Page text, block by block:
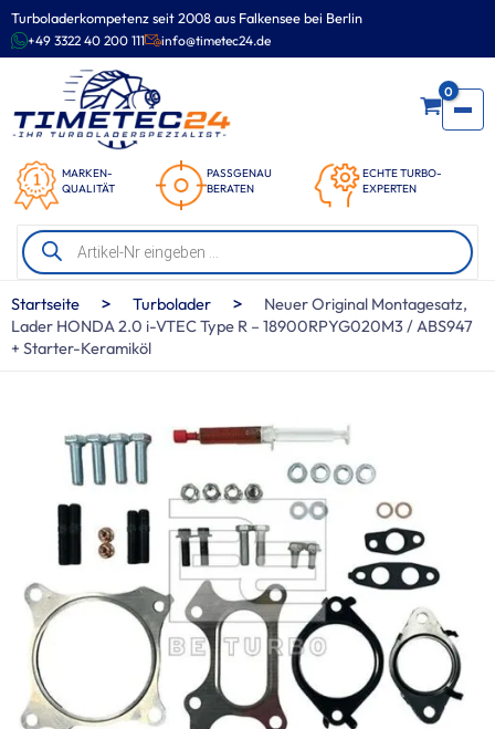
Turboladerkompetenz seit 2008 aus Falkensee bei Berlin
+49 3322 40 200 111 info@timetec24.de
MARKEN-
QUALITÄT
PASSGENAU
BERATEN
ECHTE TURBO-
EXPERTEN
0
Products
search
Zum
Inhalt
springen
Startseite > Turbolader >
Neuer Original Montagesatz,
Lader HONDA 2.0 i-VTEC Type R – 18900RPYG020M3 / ABS947
+ Starter-Keramiköl